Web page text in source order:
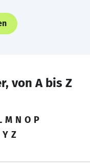
von A bis Z
M N O P
Y Z